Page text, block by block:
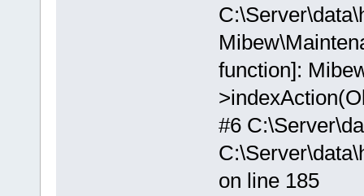
function]:
#6
on line 185